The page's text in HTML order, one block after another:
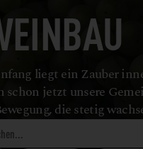
liegt ein Zauber
schon jetzt unsere
die stetig